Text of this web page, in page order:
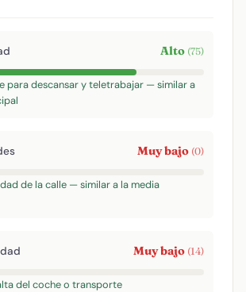
Alto (75)
para descansar y teletrabajar — similar a
Muy bajo (0)
de la calle — similar a la media
Muy bajo (14)
del coche o transporte